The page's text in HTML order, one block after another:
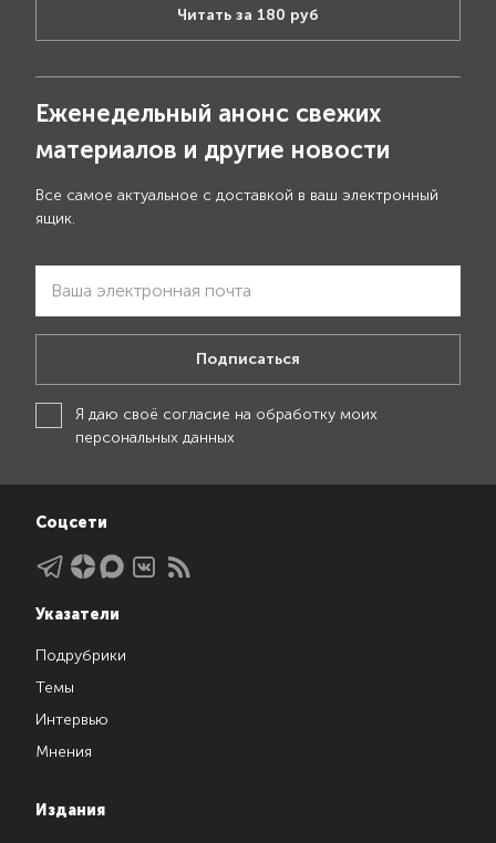
Читать за 180 руб
Еженедельный анонс свежих
материалов и другие новости
Все самое актуальное с доставкой в ваш электронный
ящик.
Подписаться
Я даю своё согласие на обработку моих
персональных данных
Соцсети
Указатели
Подрубрики
Темы
Интервью
Мнения
Издания